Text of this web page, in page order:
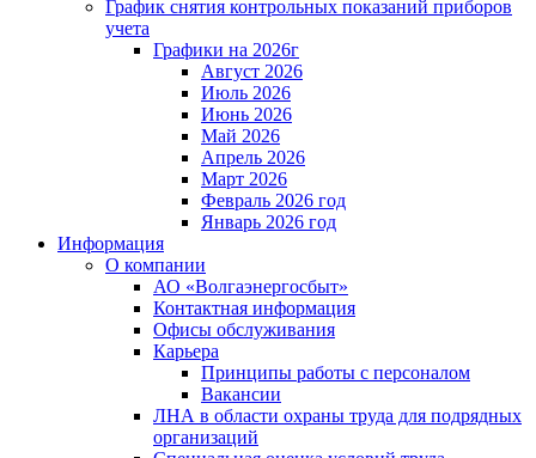
График снятия контрольных показаний приборов
учета
Графики на 2026г
Август 2026
Июль 2026
Июнь 2026
Май 2026
Апрель 2026
Март 2026
Февраль 2026 год
Январь 2026 год
Информация
О компании
АО «Волгаэнергосбыт»
Контактная информация
Офисы обслуживания
Карьера
Принципы работы с персоналом
Вакансии
ЛНА в области охраны труда для подрядных
организаций